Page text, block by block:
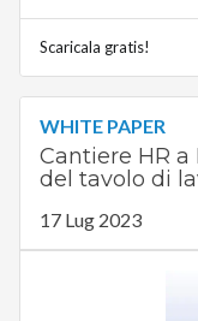
Scaricala gratis!
WHITE PAPER
Cantiere HR a
del tavolo di
17 Lug 2023